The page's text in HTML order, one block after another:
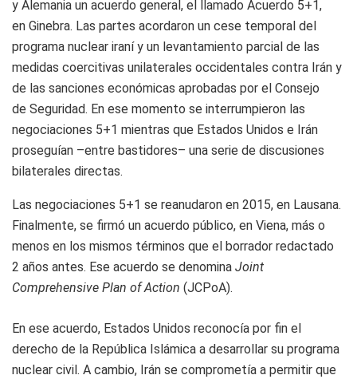
y Alemania un acuerdo general, el llamado Acuerdo 5+1,
en Ginebra. Las partes acordaron un cese temporal del
programa nuclear iraní y un levantamiento parcial de las
medidas coercitivas unilaterales occidentales contra Irán y
de las sanciones económicas aprobadas por el Consejo
de Seguridad. En ese momento se interrumpieron las
negociaciones 5+1 mientras que Estados Unidos e Irán
proseguían –entre bastidores– una serie de discusiones
bilaterales directas.
Las negociaciones 5+1 se reanudaron en 2015, en Lausana.
Finalmente, se firmó un acuerdo público, en Viena, más o
menos en los mismos términos que el borrador redactado
2 años antes. Ese acuerdo se denomina Joint
Comprehensive Plan of Action (JCPoA).
En ese acuerdo, Estados Unidos reconocía por fin el
derecho de la República Islámica a desarrollar su programa
nuclear civil. A cambio, Irán se comprometía a permitir que